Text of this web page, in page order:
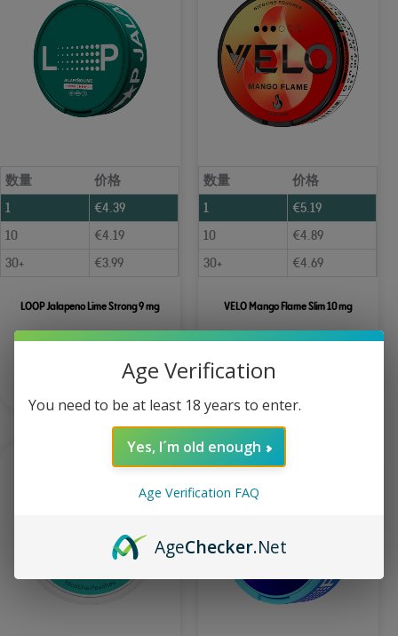
数量
价格
1
€4.39
10
€4.19
30+
€3.99
LOOP Jalapeno Lime Strong 9 mg
添加到购物车
数量
价格
1
€5.19
10
€4.89
30+
€4.69
VELO Mango Flame Slim 10 mg
添加到购物车
Age Verification
You need to be at least 18 years to enter.
Yes, I´m old enough
Age Verification FAQ
AgeChecker.Net